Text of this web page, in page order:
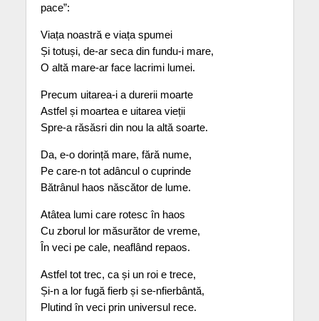
pace”:
Viața noastră e viața spumei
Și totuși, de-ar seca din fundu-i mare,
O altă mare-ar face lacrimi lumei.
Precum uitarea-i a durerii moarte
Astfel și moartea e uitarea vieții
Spre-a răsăsri din nou la altă soarte.
Da, e-o dorință mare, fără nume,
Pe care-n tot adâncul o cuprinde
Bătrânul haos născător de lume.
Atâtea lumi care rotesc în haos
Cu zborul lor măsurător de vreme,
În veci pe cale, neaflând repaos.
Astfel tot trec, ca și un roi e trece,
Și-n a lor fugă fierb și se-nfierbântă,
Plutind în veci prin universul rece.